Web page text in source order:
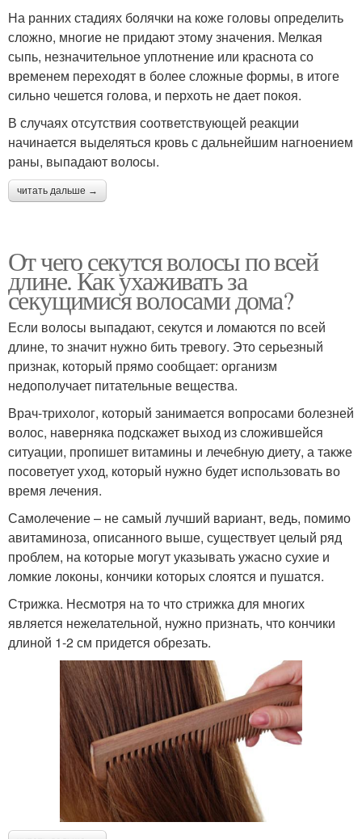
На ранних стадиях болячки на коже головы определить
сложно, многие не придают этому значения. Мелкая
сыпь, незначительное уплотнение или краснота со
временем переходят в более сложные формы, в итоге
сильно чешется голова, и перхоть не дает покоя.
В случаях отсутствия соответствующей реакции
начинается выделяться кровь с дальнейшим нагноением
раны, выпадают волосы.
читать дальше →
От чего секутся волосы по всей
длине. Как ухаживать за
секущимися волосами дома?
Если волосы выпадают, секутся и ломаются по всей
длине, то значит нужно бить тревогу. Это серьезный
признак, который прямо сообщает: организм
недополучает питательные вещества.
Врач-трихолог, который занимается вопросами болезней
волос, наверняка подскажет выход из сложившейся
ситуации, пропишет витамины и лечебную диету, а также
посоветует уход, который нужно будет использовать во
время лечения.
Самолечение – не самый лучший вариант, ведь, помимо
авитаминоза, описанного выше, существует целый ряд
проблем, на которые могут указывать ужасно сухие и
ломкие локоны, кончики которых слоятся и пушатся.
Стрижка. Несмотря на то что стрижка для многих
является нежелательной, нужно признать, что кончики
длиной 1-2 см придется обрезать.